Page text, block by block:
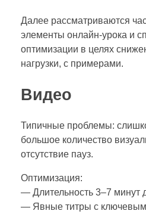
Далее рассматриваются
элементы онлайн‑урока и
оптимизации в целях
нагрузки, с примерами.
Видео
Типичные проблемы:
большое количество
отсутствие пауз.
Оптимизация:
— Длительность 3–7 минут
— Явные титры с